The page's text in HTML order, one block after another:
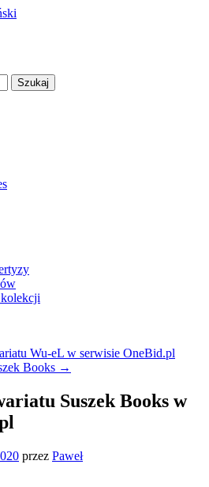
Wu-eL w serwisie OneBid.pl
Books →
Suszek Books w
przez Paweł